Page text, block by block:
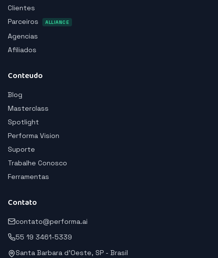
Clientes
Parceiros
ALLIANCE
Agencias
Afiliados
Conteudo
Blog
Masterclass
Spotlight
Performa Vision
Suporte
Trabalhe Conosco
Ferramentas
Contato
contato@performa.ai
55 19 3461-5339
Santa Barbara d'Oeste, SP - Brasil